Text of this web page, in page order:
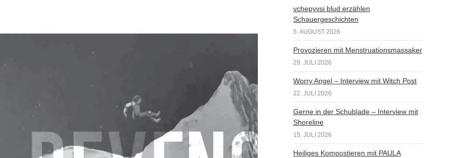
vchepyvsi blud erzählen
Schauergeschichten
5. AUGUST 2026
Provozieren mit Menstruationsmassaker
29. JULI 2026
Worry Angel – Interview mit Witch Post
22. JULI 2026
Gerne in der Schublade – Interview mit
Shoreline
15. JULI 2026
Heiliges Kompostieren mit PAULA